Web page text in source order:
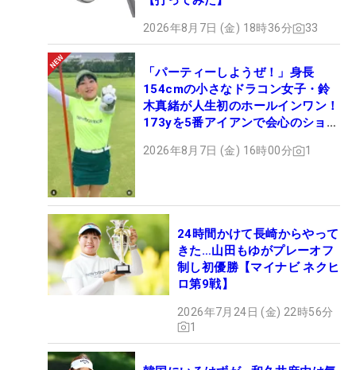
2026年8月7日 (金) 18時36分 33
「パーティーしようぜ！」身長
154cmの小さなドラコン女子・鈴
木真緒が人生初のホールインワン！
173yを5番アイアンで会心のショッ
2026年8月7日 (金) 16時00分 1
24時間かけて長崎からやって
きた…山田もゆがプレーオフ
制し初優勝【マイナビ ネクヒ
ロ第9戦】
2026年7月24日 (金) 22時56分
1